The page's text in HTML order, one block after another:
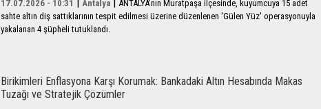
17.07.2026 - 10:31 Antalya
ANTALYA'nın Muratpaşa ilçesinde, kuyumcuya 15 adet
sahte altın diş sattıklarının tespit edilmesi üzerine düzenlenen 'Gülen Yüz' operasyonuyla
yakalanan 4 şüpheli tutuklandı.
Birikimleri Enflasyona Karşı Korumak: Bankadaki Altın Hesabında Makas
Tuzağı ve Stratejik Çözümler